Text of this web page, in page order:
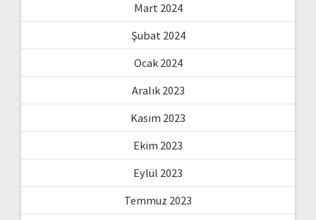
Mart 2024
Şubat 2024
Ocak 2024
Aralık 2023
Kasım 2023
Ekim 2023
Eylül 2023
Temmuz 2023